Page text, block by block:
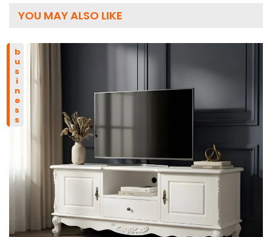
YOU MAY ALSO LIKE
business